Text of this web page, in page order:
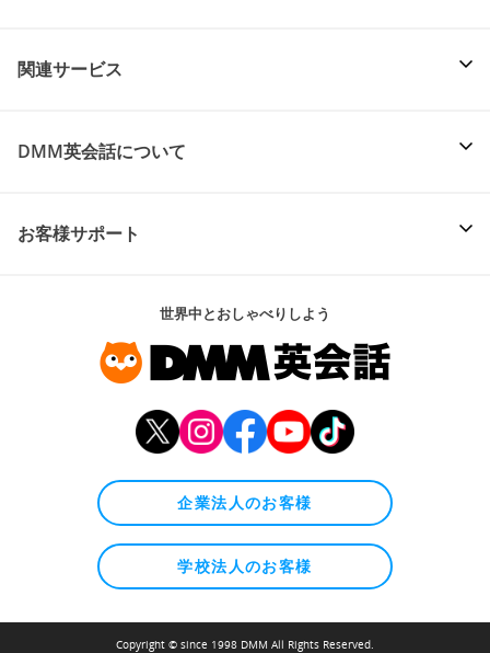
関連サービス
DMM英会話について
お客様サポート
世界中とおしゃべりしよう
企業法人のお客様
学校法人のお客様
Copyright © since 1998 DMM All Rights Reserved.